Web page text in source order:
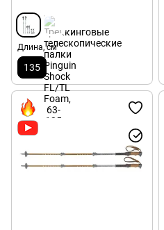
Длина, см
135